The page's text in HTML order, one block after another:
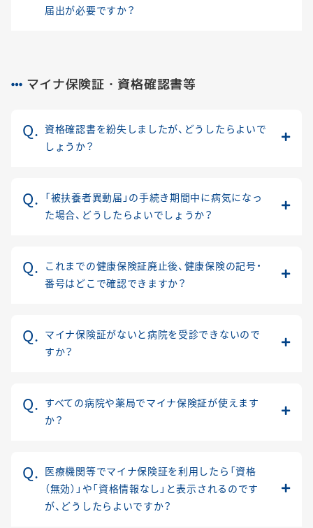
届出が必要ですか？
マイナ保険証・資格確認書等
資格確認書を紛失しましたが、どうしたらよいで
しょうか？
「被扶養者異動届」の手続き期間中に病気になっ
た場合、どうしたらよいでしょうか？
これまでの健康保険証廃止後、健康保険の記号・
番号はどこで確認できますか？
マイナ保険証がないと病院を受診できないので
すか？
すべての病院や薬局でマイナ保険証が使えます
か？
医療機関等でマイナ保険証を利用したら「資格
（無効）」や「資格情報なし」と表示されるのです
が、どうしたらよいですか？